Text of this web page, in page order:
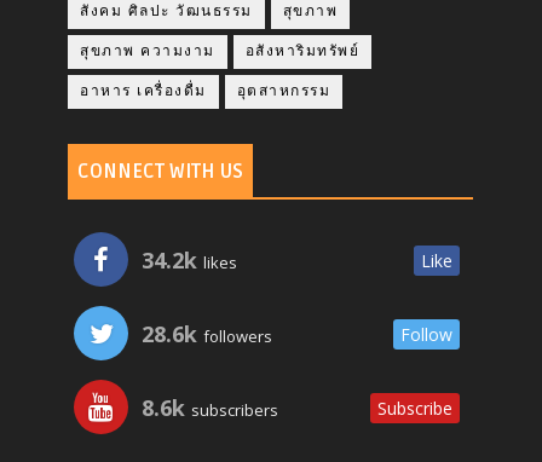
สังคม ศิลปะ วัฒนธรรม สุขภาพ
สุขภาพ ความงาม อสังหาริมทรัพย์
อาหาร เครื่องดื่ม อุตสาหกรรม
CONNECT WITH US
34.2k likes Like
28.6k followers Follow
8.6k subscribers Subscribe